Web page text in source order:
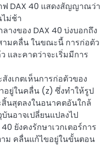
ฟ DAX 40 แสดงสัญญาณว่า
ม่ช้า
างของ DAX 40 บ่งบอกถึง
ามคลื่น ในขณะนี้ การก่อตัว
และคาดว่าจะเริ่มมีการ
งเกตเห็นการก่อตัวของ
ยู่ในคลื่น (z) ซึ่งทำให้รูป
นสุดลงในอนาคตอันใกล้
นอาจเปลี่ยนแปลงไป
ยังคงรักษาเวกเตอร์การ
าม คลื่นแก้ไขอยู่ในขั้นตอน